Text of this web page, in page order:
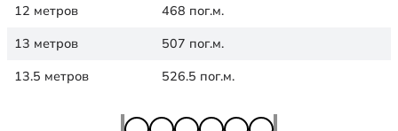
12 метров 468 пог.м.
13 метров 507 пог.м.
13.5 метров 526.5 пог.м.